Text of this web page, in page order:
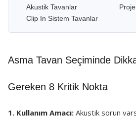
Akustik Tavanlar
Clip In Sistem Tavanlar
Asma Tavan Seçiminde
Gereken 8 Kritik Nokta
1. Kullanım Amacı: Akustik sorun